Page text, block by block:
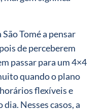
Tomé a pensar
de perceberem
passar para um 4×4
quando o plano
flexíveis e
Nesses casos, a